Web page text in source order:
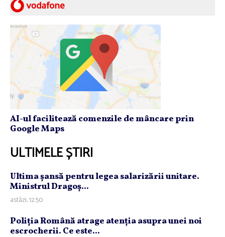
AI-ul facilitează comenzile de mâncare prin
Google Maps
ULTIMELE ȘTIRI
Ultima şansă pentru legea salarizării unitare.
Ministrul Dragoş...
astăzi, 12:50
Poliţia Română atrage atenţia asupra unei noi
escrocherii. Ce este...